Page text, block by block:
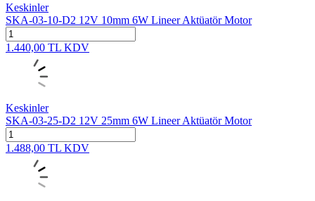
Keskinler
SKA-03-10-D2 12V 10mm 6W Lineer Aktüatör Motor
1.440,00 TL KDV
Keskinler
SKA-03-25-D2 12V 25mm 6W Lineer Aktüatör Motor
1.488,00 TL KDV